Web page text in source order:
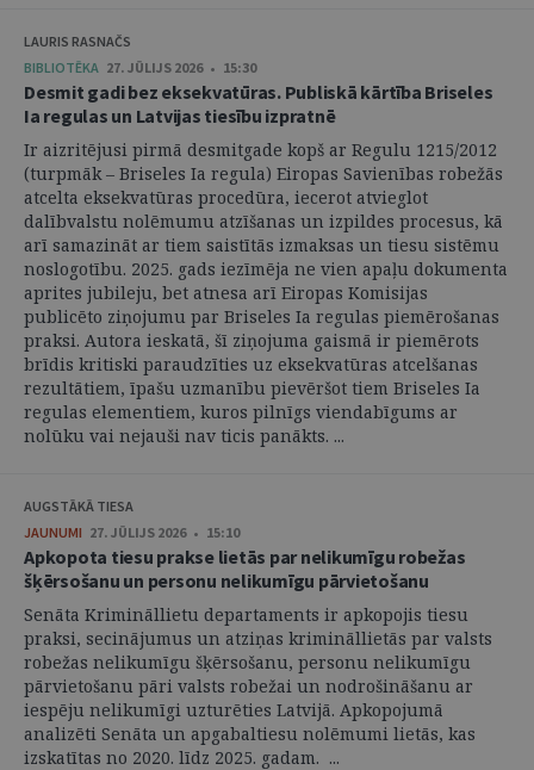
LAURIS RASNAČS
BIBLIOTĒKA 27. JŪLIJS 2026 • 15:30
Desmit gadi bez eksekvatūras. Publiskā kārtība Briseles
Ia regulas un Latvijas tiesību izpratnē
Ir aizritējusi pirmā desmitgade kopš ar Regulu 1215/2012
(turpmāk – Briseles Ia regula) Eiropas Savienības robežās
atcelta eksekvatūras procedūra, iecerot atvieglot
dalībvalstu nolēmumu atzīšanas un izpildes procesus, kā
arī samazināt ar tiem saistītās izmaksas un tiesu sistēmu
noslogotību. 2025. gads iezīmēja ne vien apaļu dokumenta
aprites jubileju, bet atnesa arī Eiropas Komisijas
publicēto ziņojumu par Briseles Ia regulas piemērošanas
praksi. Autora ieskatā, šī ziņojuma gaismā ir piemērots
brīdis kritiski paraudzīties uz eksekvatūras atcelšanas
rezultātiem, īpašu uzmanību pievēršot tiem Briseles Ia
regulas elementiem, kuros pilnīgs viendabīgums ar
nolūku vai nejauši nav ticis panākts. ...
AUGSTĀKĀ TIESA
JAUNUMI 27. JŪLIJS 2026 • 15:10
Apkopota tiesu prakse lietās par nelikumīgu robežas
šķērsošanu un personu nelikumīgu pārvietošanu
Senāta Krimināllietu departaments ir apkopojis tiesu
praksi, secinājumus un atziņas krimināllietās par valsts
robežas nelikumīgu šķērsošanu, personu nelikumīgu
pārvietošanu pāri valsts robežai un nodrošināšanu ar
iespēju nelikumīgi uzturēties Latvijā. Apkopojumā
analizēti Senāta un apgabaltiesu nolēmumi lietās, kas
izskatītas no 2020. līdz 2025. gadam. ...